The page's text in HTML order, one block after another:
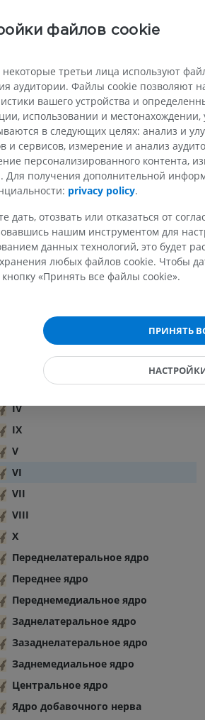
борозда
мозга
сегменты [1-8]
сегменты [1-12]
поясничные сегменты [1-5]
крестцовые сегменты [1-5]
копчиковые сегменты [1- 3]
столб
рог
Спинномозговые пластинки
IV
IX
V
VI
VII
VIII
X
Переднелатеральное ядро
Переднее ядро
Переднемедиальное ядро
Заднелатеральное ядро
Зазаднелатеральное ядро
Заднемедиальное ядро
Центральное ядро
Ядро добавочного нерва
Рентгенограммы
ПРЕМИУМ
Верхняя
Иллюстрации
ПРЕМИУМ
Ангиография
Ангиография
БЕСПЛАТНО
Visible Human
Фотографии
файлов cookie
некоторые третьи лица используют
аудитории. Файлы cookie позволяют
вашего устройства и
использовании и
в следующих целях: анализ и
и сервисов, измерение и анализ
персонализированного контента,
Для получения дополнительной
privacy policy.
дать, отозвать или отказаться от
нашим инструментом для
данных технологий, это будет
любых файлов cookie. Чтобы
«Принять все файлы cookie».
ПРИНЯТЬ